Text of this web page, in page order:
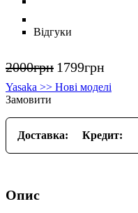
Відгуки
2000грн 1799грн
Yasaka >> Нові моделі
Замовити
Доставка: Кредит:
Опис